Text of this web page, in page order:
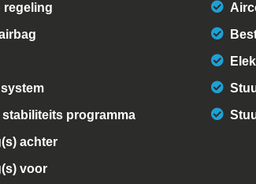
regeling
programma
achter
voor